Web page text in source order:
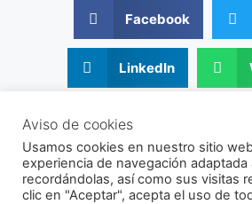
Facebook
LinkedIn
© 2021 - 2026 Sociedad
Av. Universidad, Instituto de Zoología
Agronomía UCV, Sector El Limón,
Aviso de cookies
Usamos cookies en nuestro sitio
experiencia de navegación
recordándolas, así como sus visitas
clic en "Aceptar", acepta el uso de